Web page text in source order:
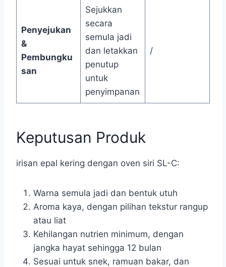
Penyejukan
&
Pembungku
san
Sejukkan
secara
semula jadi
dan letakkan
penutup
untuk
penyimpanan
/
Keputusan Produk
irisan epal kering dengan oven siri SL-C:
Warna semula jadi dan bentuk utuh
Aroma kaya, dengan pilihan tekstur rangup
atau liat
Kehilangan nutrien minimum, dengan
jangka hayat sehingga 12 bulan
Sesuai untuk snek, ramuan bakar, dan